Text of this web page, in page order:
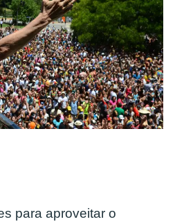
para aproveitar o